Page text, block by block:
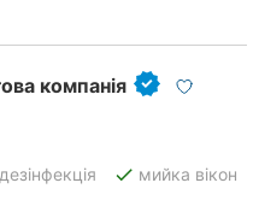
компанія
дезінфекція done мийка вікон